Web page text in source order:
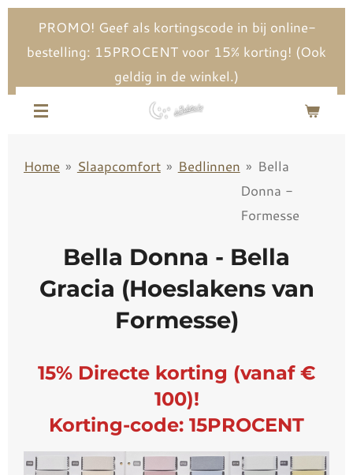
direct
de
hoofdinhoud
PROMO! Geef als kortingscode in bij online-
bestelling: 15PROCENT voor 15% korting! (Ook
geldig in de winkel.)
Home » Slaapcomfort » Bedlinnen » Bella
Donna -
Formesse
Bella Donna - Bella
Gracia (Hoeslakens van
Formesse)
15% Directe korting (vanaf €
100)!
Korting-code: 15PROCENT